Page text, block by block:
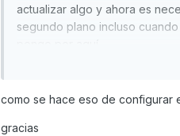
actualizar algo y ahora es
segundo plano incluso
como se hace eso de configurar
gracias